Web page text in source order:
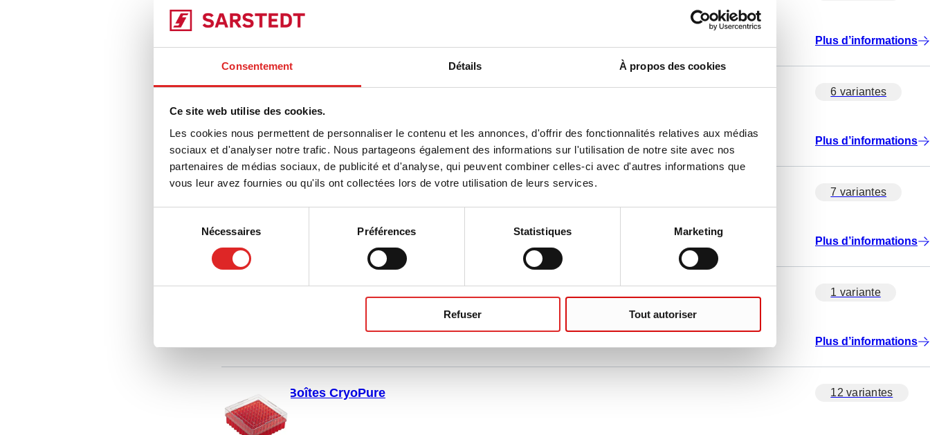
Consentement Détails À propos des cookies
Ce site web utilise des cookies.
Les cookies nous permettent de personnaliser le contenu et les annonces, d'offrir des fonctionnalités relatives aux médias
sociaux et d'analyser notre trafic. Nous partageons également des informations sur l'utilisation de notre site avec nos
partenaires de médias sociaux, de publicité et d'analyse, qui peuvent combiner celles-ci avec d'autres informations que
vous leur avez fournies ou qu'ils ont collectées lors de votre utilisation de leurs services.
consentement
Nécessaires Préférences Statistiques Marketing
Refuser Tout autoriser
Plus d’informations
Tubes CryoPure de 1,2 ml, pas de vis externe 6 variantes
Plus d’informations
Inserts de couleur pour tubes CryoPure 7 variantes
Plus d’informations
1 variante
Plus d’informations
Boîtes CryoPure 12 variantes